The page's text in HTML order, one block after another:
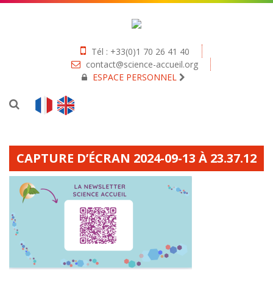
Tél : +33(0)1 70 26 41 40
contact@science-accueil.org
ESPACE PERSONNEL
CAPTURE D’ÉCRAN 2024-09-13 À 23.37.12